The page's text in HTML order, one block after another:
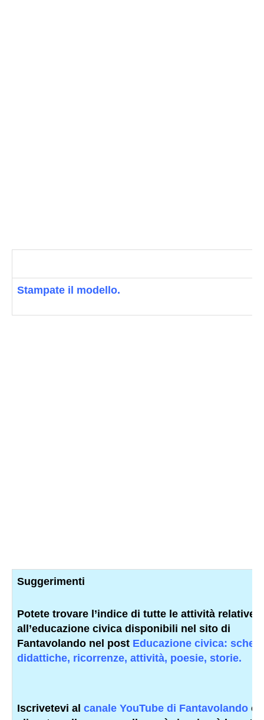
Stampate il modello.
Suggerimenti
Potete trovare l’indice di tutte le attività relative
all’educazione civica disponibili nel sito di
Fantavolando nel post Educazione civica:
didattiche, ricorrenze, attività, poesie, storie.
Iscrivetevi al canale YouTube di Fantavolando e